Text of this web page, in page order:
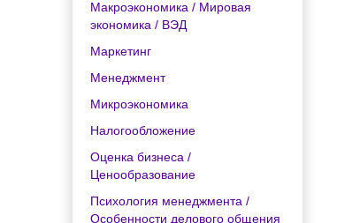
Макроэкономика / Мировая
экономика / ВЭД
Маркетинг
Менеджмент
Микроэкономика
Налогообложение
Оценка бизнеса /
Ценообразование
Психология менеджмента /
Особенности делового общения